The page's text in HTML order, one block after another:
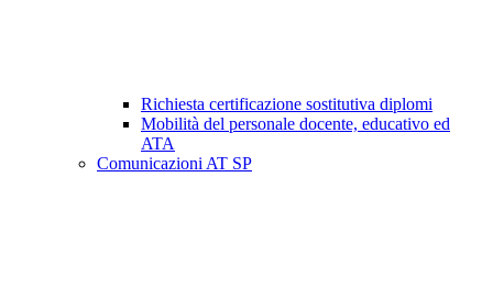
Richiesta certificazione sostitutiva diplomi
Mobilità del personale docente, educativo ed
ATA
Comunicazioni AT SP